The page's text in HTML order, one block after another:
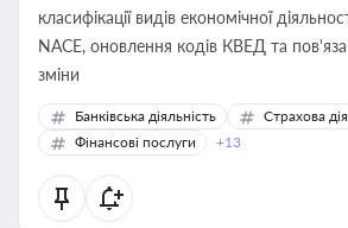
класифікації видів економічної
NACE, оновлення кодів КВЕД та
зміни
Банківська діяльність
Страхова
Фінансові послуги
+13